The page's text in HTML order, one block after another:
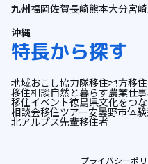
九州福岡佐賀長崎熊本大分宮崎
沖縄
特長から探す
地域おこし協力隊移住地方移住
移住相談自然と暮らす農業仕事
移住イベント徳島県文化をつ
相談会移住ツアー安曇野市体
北アルプス先輩移住者
プライバシーポ